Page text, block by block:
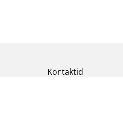
Kontaktid